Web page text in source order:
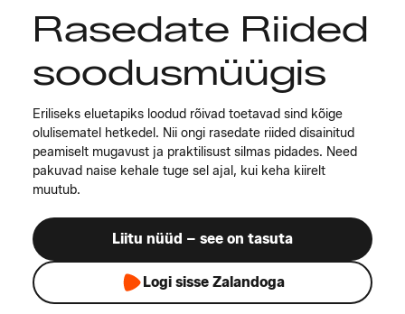
Rasedate Riided
soodusmüügis
Eriliseks eluetapiks loodud rõivad toetavad sind kõige
olulisematel hetkedel. Nii ongi rasedate riided disainitud
peamiselt mugavust ja praktilisust silmas pidades. Need
pakuvad naise kehale tuge sel ajal, kui keha kiirelt
muutub.
Liitu nüüd – see on tasuta
Logi sisse Zalandoga